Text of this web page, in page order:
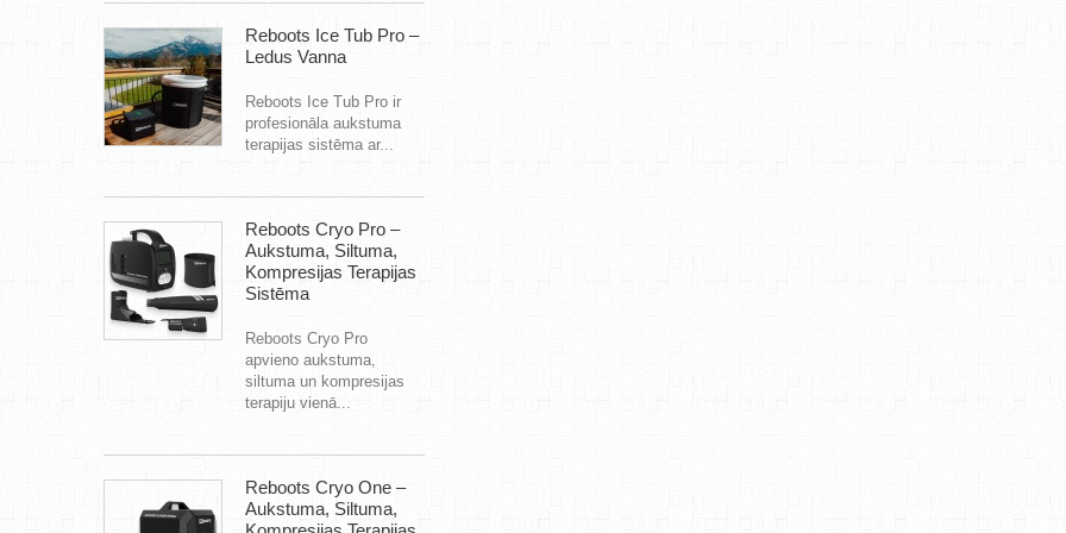
Reboots Ice Tub Pro –
Ledus Vanna
Reboots Ice Tub Pro ir
profesionāla aukstuma
terapijas sistēma ar...
Reboots Cryo Pro –
Aukstuma, Siltuma,
Kompresijas Terapijas
Sistēma
Reboots Cryo Pro
apvieno aukstuma,
siltuma un kompresijas
terapiju vienā...
Reboots Cryo One –
Aukstuma, Siltuma,